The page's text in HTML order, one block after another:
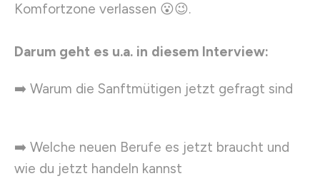
Komfortzone verlassen 😮😉.
Darum geht es u.a. in diesem Interview:
➡️ Warum die Sanftmütigen jetzt gefragt sind
➡️ Welche neuen Berufe es jetzt braucht und
wie du jetzt handeln kannst